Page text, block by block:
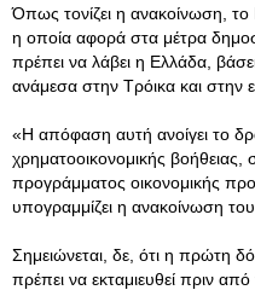
Όπως τονίζει η ανακοίνωση,
η οποία αφορά στα μέτρα
πρέπει να λάβει η Ελλάδα,
ανάμεσα στην Τρόικα και στην
«Η απόφαση αυτή ανοίγει το
χρηματοοικονομικής βοήθειας,
προγράμματος οικονομικής
υπογραμμίζει η ανακοίνωση
Σημειώνεται, δε, ότι η πρώτη
πρέπει να εκταμιευθεί πριν